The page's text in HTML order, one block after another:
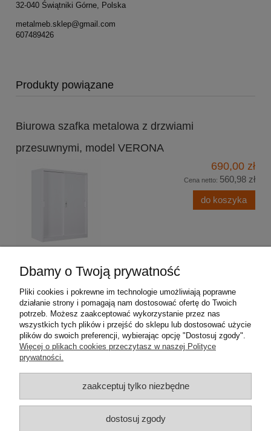
32-040 Świątniki Górne, Polska
metalmeb.sklep@gmail.com
607489426
Produkty powiązane
Biurowa szafka metalowa z drzwiami
przesuwnymi, model VERONA
690,00 zł
Cena netto: 560,98 zł
do koszyka
Pomoc
Moje konto
Informacje
O nas
Dbamy o Twoją prywatność
Pliki cookies i pokrewne im technologie umożliwiają poprawne
działanie strony i pomagają nam dostosować ofertę do Twoich
potrzeb. Możesz zaakceptować wykorzystanie przez nas
wszystkich tych plików i przejść do sklepu lub dostosować użycie
plików do swoich preferencji, wybierając opcję "Dostosuj zgody".
Więcej o plikach cookies przeczytasz w naszej Polityce
prywatności.
zaakceptuj tylko niezbędne
dostosuj zgody